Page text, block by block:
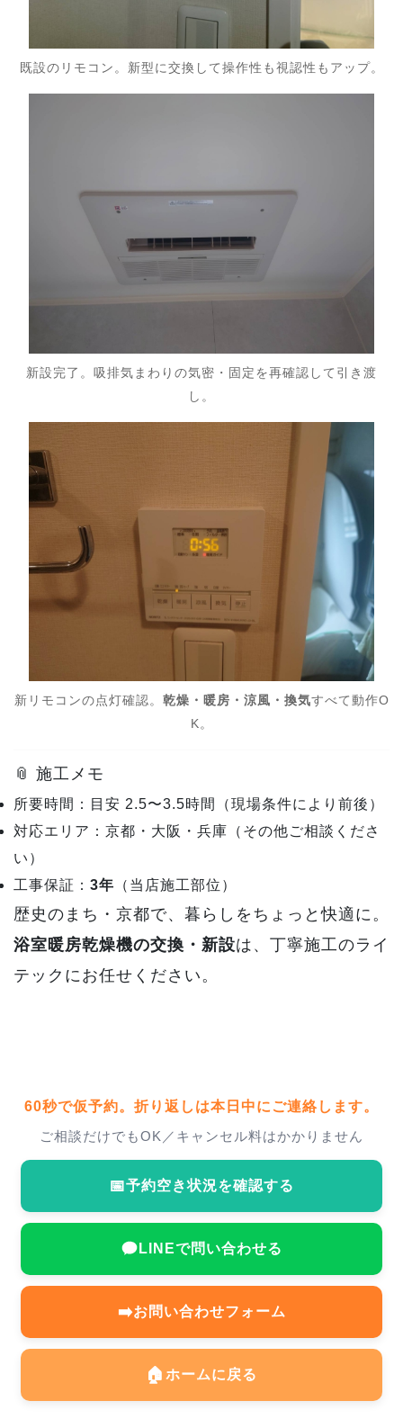
既設のリモコン。新型に交換して操作性も視認性もアップ。
新設完了。吸排気まわりの気密・固定を再確認して引き渡
し。
新リモコンの点灯確認。 乾燥・暖房・涼風・換気すべて動作O
K。
📎 施工メモ
所要時間：目安 2.5〜3.5時間（現場条件により前後）
対応エリア：京都・大阪・兵庫（その他ご相談くださ
い）
工事保証： 3年 （当店施工部位）
歴史のまち・京都で、暮らしをちょっと快適に。
浴室暖房乾燥機の交換・新設は、丁寧施工のライ
テックにお任せください。
60秒で仮予約。折り返しは本日中にご連絡します。
ご相談だけでもOK／キャンセル料はかかりません
📅予約空き状況を確認する
LINEで問い合わせる
➡️お問い合わせフォーム
🏠 ホームに戻る